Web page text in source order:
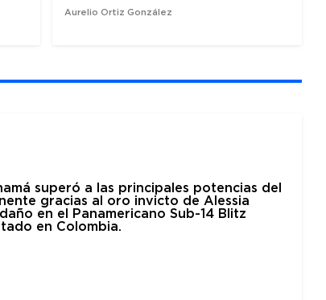
Aurelio Ortiz González